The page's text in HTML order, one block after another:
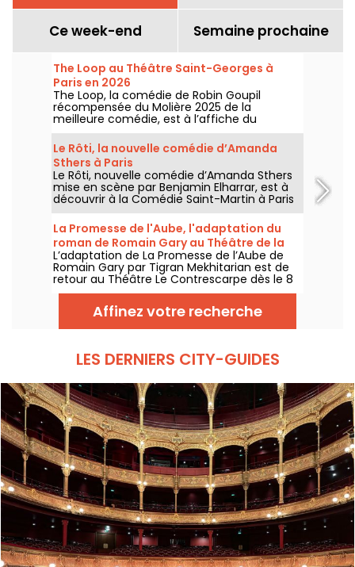
Ce week-end Semaine prochaine
The Loop au Théâtre Saint-Georges à
Paris en 2026
The Loop, la comédie de Robin Goupil
récompensée du Molière 2025 de la
meilleure comédie, est à l’affiche du
Théâtre Saint-Georges à Paris jusqu’au 15
novembre 2026.
Le Rôti, la nouvelle comédie d’Amanda
Sthers à Paris
Le Rôti, nouvelle comédie d’Amanda Sthers
mise en scène par Benjamin Elharrar, est à
découvrir à la Comédie Saint-Martin à Paris
jusqu’au 15 octobre 2026.
La Promesse de l'Aube, l'adaptation du
roman de Romain Gary au Théâtre de la
Contrescarpe
L’adaptation de La Promesse de l’Aube de
Romain Gary par Tigran Mekhitarian est de
retour au Théâtre Le Contrescarpe dès le 8
août 2026.
Affinez votre recherche
LES DERNIERS CITY-GUIDES